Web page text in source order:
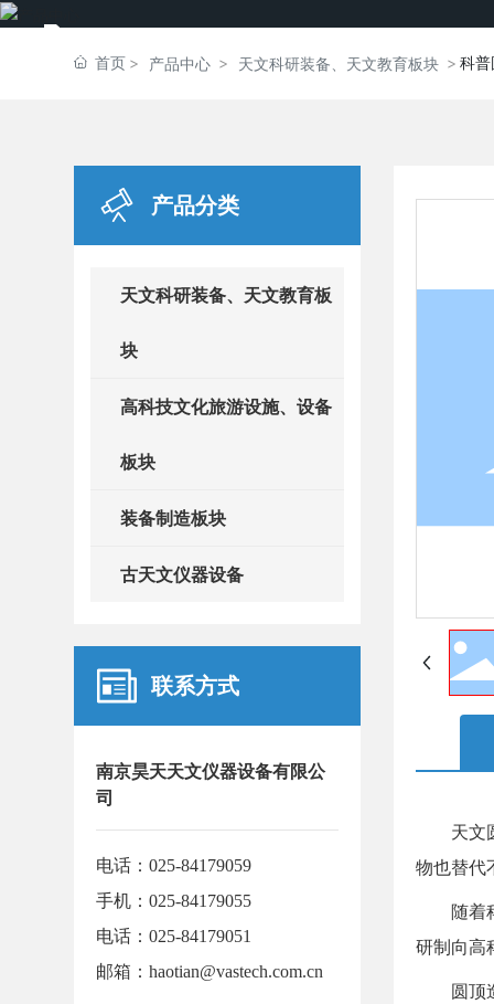
首页 产品中心 天文科研装备、天文教育板块 科
产品分类
天文科研装备、天文教育板
块
高科技文化旅游设施、设备
板块
装备制造板块
古天文仪器设备
联系方式
南京昊天天文仪器设备有限公
司
电话：025-84179059
手机：025-84179055
电话：025-84179051
邮箱：haotian@vastech.com.cn
天文圆
物也替代
随着科
研制向高
圆顶造